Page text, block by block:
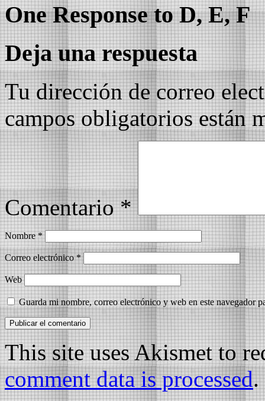
One Response toD, E, F
Deja una respuesta
Tu dirección de correo
campos obligatorios están
Comentario*
Nombre *
Correo electrónico*
Web
Guarda mi nombre, correo electrónico y web en este navegador
This site uses Akismet to
comment data is processed.